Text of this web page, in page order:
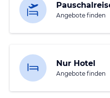
Angebote finden
Nur Hotel
Angebote finden